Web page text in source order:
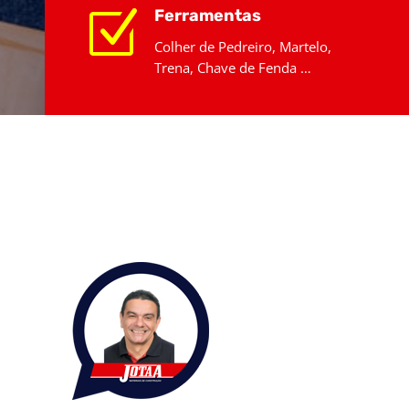
Z Ferramentas
Colher de Pedreiro, Martelo,
Trena, Chave de Fenda …